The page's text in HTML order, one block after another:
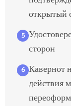
открытый
5
сторон
6 Кавернот
действия